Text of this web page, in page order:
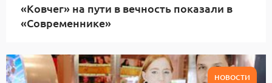
«Ковчег» на пути в вечность показали в
«Современнике»
НОВОСТИ